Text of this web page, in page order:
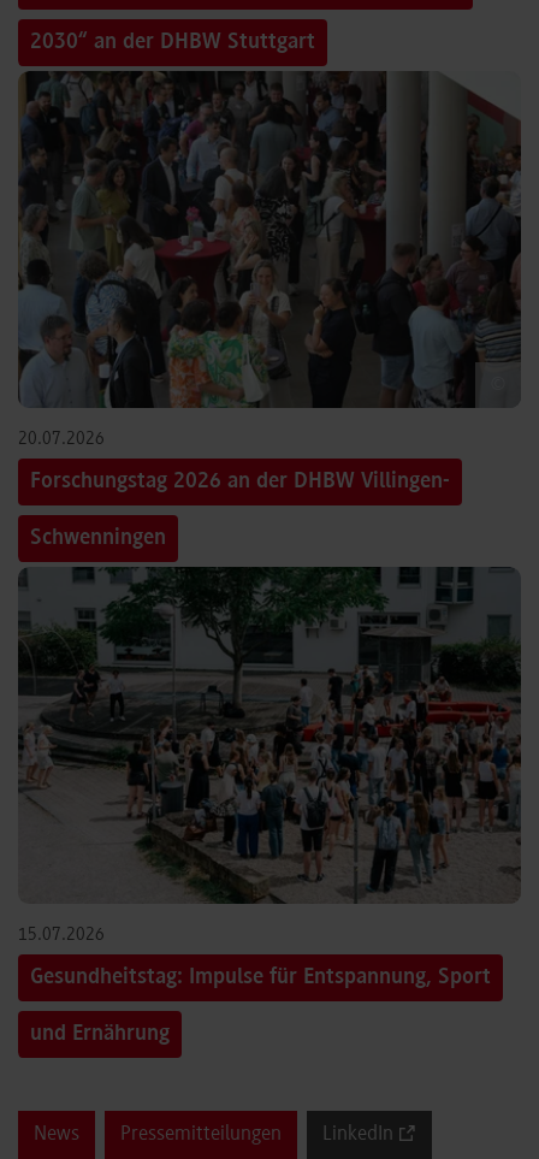
2030“ an der DHBW Stuttgart
20.07.2026
Forschungstag 2026 an der DHBW Villingen-
Schwenningen
15.07.2026
Gesundheitstag: Impulse für Entspannung, Sport
und Ernährung
News Pressemitteilungen LinkedIn